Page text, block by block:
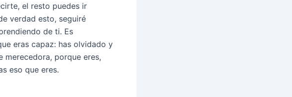
el resto puedes ir
verdad esto, seguiré
de ti. Es
eras capaz: has olvidado y
porque eres,
eso que eres.